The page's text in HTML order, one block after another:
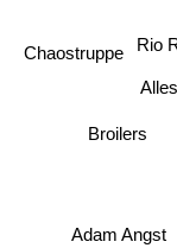
Adam Angst
Broilers
Chaostruppe